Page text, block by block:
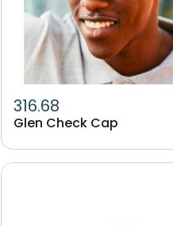
316.68
Glen Check Cap
Image